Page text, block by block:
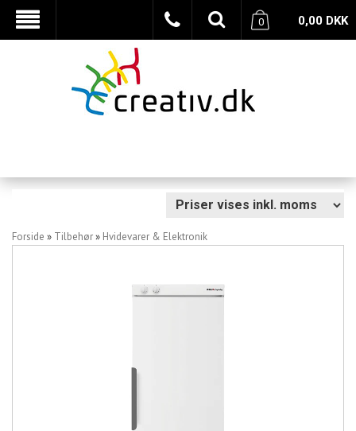
0,00 DKK
0
Forside » Tilbehør» Hvidevarer & Elektronik